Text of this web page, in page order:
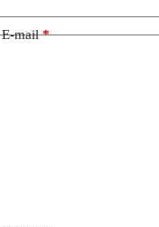
E-mail*